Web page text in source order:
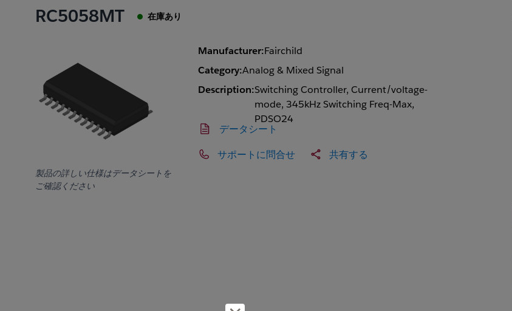
RC5058MT 在庫あり
製品の詳しい仕様はデータシートを
ご確認ください
Manufacturer:Fairchild
Category:Analog & Mixed Signal
Description:Switching Controller, Current/voltage-
mode, 345kHz Switching Freq-Max,
PDSO24
データシート
サポートに問合せ 共有する